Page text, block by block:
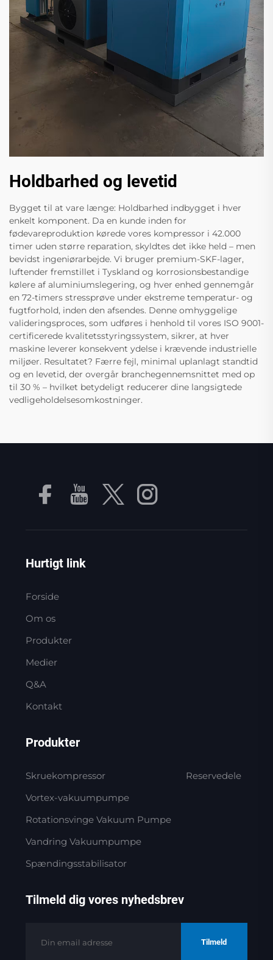
Holdbarhed og levetid
Bygget til at vare længe: Holdbarhed indbygget i hver
enkelt komponent. Da en kunde inden for
fødevareproduktion kørede vores kompressor i 42.000
timer uden større reparation, skyldtes det ikke held – men
bevidst ingeniørarbejde. Vi bruger premium-SKF-lager,
luftender fremstillet i Tyskland og korrosionsbestandige
kølere af aluminiumslegering, og hver enhed gennemgår
en 72-timers stressprøve under ekstreme temperatur- og
fugtforhold, inden den afsendes. Denne omhyggelige
valideringsproces, som udføres i henhold til vores ISO 9001-
certificerede kvalitetsstyringssystem, sikrer, at hver
maskine leverer konsekvent ydelse i krævende industrielle
miljøer. Resultatet? Færre fejl, minimal uplanlagt standtid
og en levetid, der overgår branchegennemsnittet med op
til 30 % – hvilket betydeligt reducerer dine langsigtede
vedligeholdelsesomkostninger.
Hurtigt link
Forside
Om os
Produkter
Medier
Q&A
Kontakt
Produkter
Skruekompressor
Vortex-vakuumpumpe
Rotationsvinge Vakuum Pumpe
Vandring Vakuumpumpe
Spændingsstabilisator
Reservedele
Tilmeld dig vores nyhedsbrev
Tilmeld